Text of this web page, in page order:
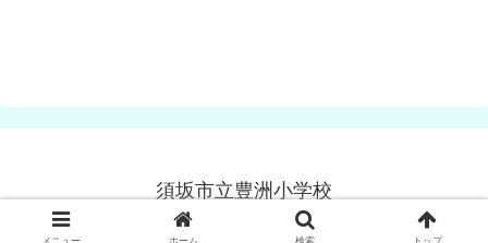
須坂市立豊洲小学校
© 2025-2026 須坂市立豊洲小学校.
メニュー ホーム 検索 トップ